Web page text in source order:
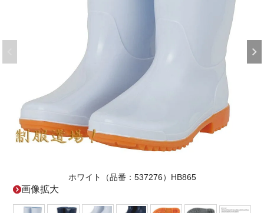
ホワイト（品番：537276）HB865
画像拡大